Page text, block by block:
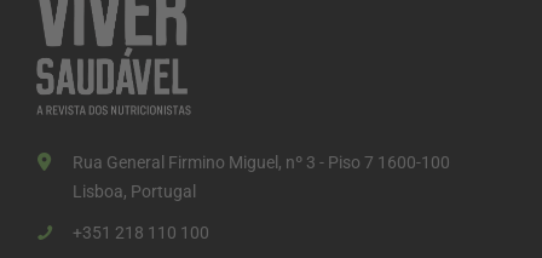
Rua General Firmino Miguel, nº 3 - Piso 7 1600-100
Lisboa, Portugal
+351 218 110 100